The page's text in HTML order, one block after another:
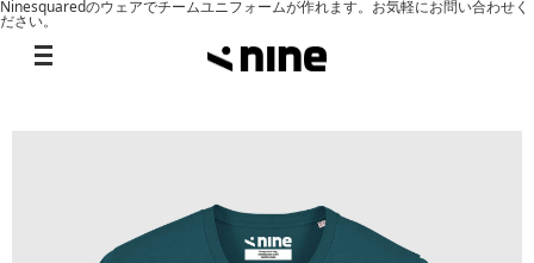
Ninesquaredのウェアでチームユニフォームが作れます。お気軽にお問い合わせく
ださい。